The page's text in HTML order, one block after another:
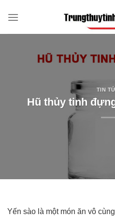
đến
TIN
Hũ thủy tinh
Yến sào là một món ăn vô